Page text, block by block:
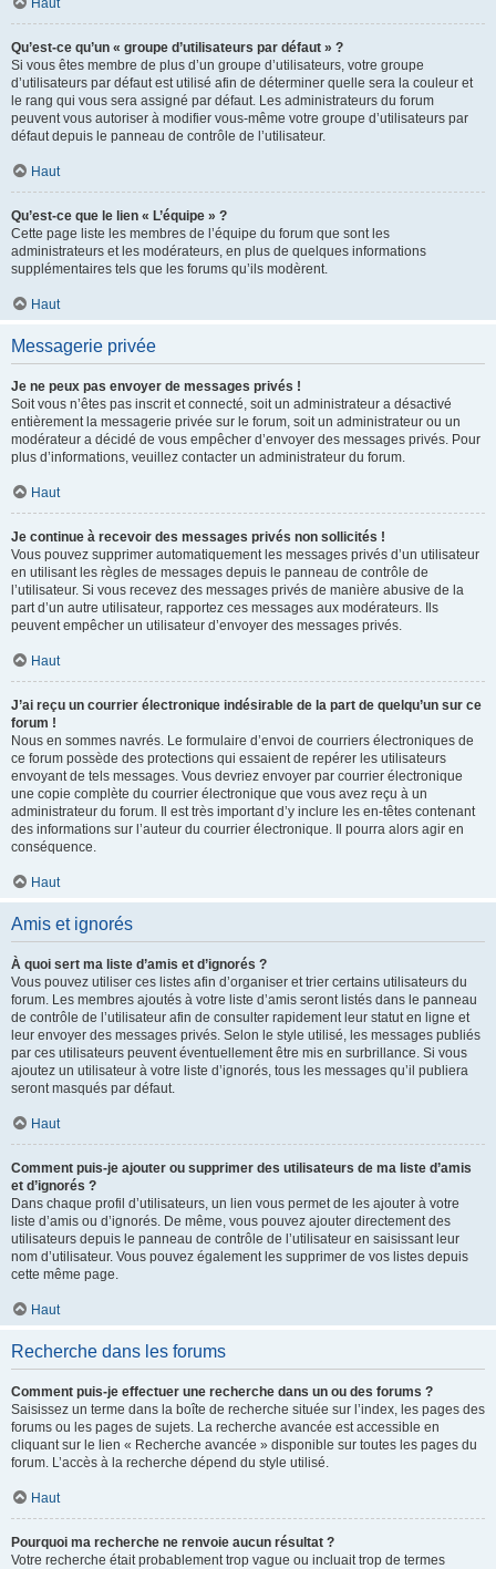
Haut
Qu’est-ce qu’un « groupe d’utilisateurs par défaut » ?
Si vous êtes membre de plus d’un groupe d’utilisateurs, votre groupe
d’utilisateurs par défaut est utilisé afin de déterminer quelle sera la couleur et
le rang qui vous sera assigné par défaut. Les administrateurs du forum
peuvent vous autoriser à modifier vous-même votre groupe d’utilisateurs par
défaut depuis le panneau de contrôle de l’utilisateur.
Haut
Qu’est-ce que le lien « L’équipe » ?
Cette page liste les membres de l’équipe du forum que sont les
administrateurs et les modérateurs, en plus de quelques informations
supplémentaires tels que les forums qu’ils modèrent.
Haut
Messagerie privée
Je ne peux pas envoyer de messages privés !
Soit vous n’êtes pas inscrit et connecté, soit un administrateur a désactivé
entièrement la messagerie privée sur le forum, soit un administrateur ou un
modérateur a décidé de vous empêcher d’envoyer des messages privés. Pour
plus d’informations, veuillez contacter un administrateur du forum.
Haut
Je continue à recevoir des messages privés non sollicités !
Vous pouvez supprimer automatiquement les messages privés d’un utilisateur
en utilisant les règles de messages depuis le panneau de contrôle de
l’utilisateur. Si vous recevez des messages privés de manière abusive de la
part d’un autre utilisateur, rapportez ces messages aux modérateurs. Ils
peuvent empêcher un utilisateur d’envoyer des messages privés.
Haut
J’ai reçu un courrier électronique indésirable de la part de quelqu’un sur ce
forum !
Nous en sommes navrés. Le formulaire d’envoi de courriers électroniques de
ce forum possède des protections qui essaient de repérer les utilisateurs
envoyant de tels messages. Vous devriez envoyer par courrier électronique
une copie complète du courrier électronique que vous avez reçu à un
administrateur du forum. Il est très important d’y inclure les en-têtes contenant
des informations sur l’auteur du courrier électronique. Il pourra alors agir en
conséquence.
Haut
Amis et ignorés
À quoi sert ma liste d’amis et d’ignorés ?
Vous pouvez utiliser ces listes afin d’organiser et trier certains utilisateurs du
forum. Les membres ajoutés à votre liste d’amis seront listés dans le panneau
de contrôle de l’utilisateur afin de consulter rapidement leur statut en ligne et
leur envoyer des messages privés. Selon le style utilisé, les messages publiés
par ces utilisateurs peuvent éventuellement être mis en surbrillance. Si vous
ajoutez un utilisateur à votre liste d’ignorés, tous les messages qu’il publiera
seront masqués par défaut.
Haut
Comment puis-je ajouter ou supprimer des utilisateurs de ma liste d’amis
et d’ignorés ?
Dans chaque profil d’utilisateurs, un lien vous permet de les ajouter à votre
liste d’amis ou d’ignorés. De même, vous pouvez ajouter directement des
utilisateurs depuis le panneau de contrôle de l’utilisateur en saisissant leur
nom d’utilisateur. Vous pouvez également les supprimer de vos listes depuis
cette même page.
Haut
Recherche dans les forums
Comment puis-je effectuer une recherche dans un ou des forums ?
Saisissez un terme dans la boîte de recherche située sur l’index, les pages des
forums ou les pages de sujets. La recherche avancée est accessible en
cliquant sur le lien « Recherche avancée » disponible sur toutes les pages du
forum. L’accès à la recherche dépend du style utilisé.
Haut
Pourquoi ma recherche ne renvoie aucun résultat ?
Votre recherche était probablement trop vague ou incluait trop de termes